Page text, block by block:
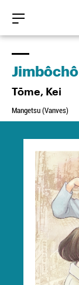
contenu
principal
Tōme, Kei
Mangetsu (Vanves)
Panneau de